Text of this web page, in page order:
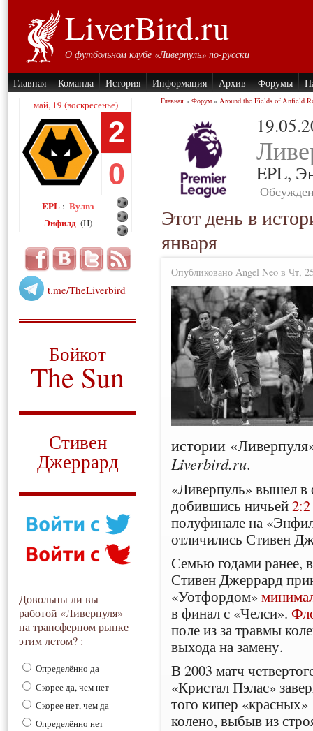
LiverBird.ru
О футбольном клубе «Ливерпуль» по-русски
Главная Команда История Информация Архив Форумы
май, 19 (воскресенье)
2
0
EPL : Вулвз
Энфилд (H)
t.me/TheLiverbird
Бойкот
The Sun
Стивен
Джеррард
Довольны ли вы
работой «Ливерпуля»
на трансферном рынке
этим летом? :
Определённо да
Скорее да, чем нет
Скорее нет, чем да
Определённо нет
Главная » Форум » Around the Fields of Anfield
EPL,
Этот день в
января
Опубликовано Angel Neo в Чт,
истории
Liverbird.ru.
«Ливерпуль» вышел в
добившись ничьей2:2
полуфинале на
отличились Стивен
Семью годами ранее,
Стивен Джеррард
«Уотфордом»
в финал с «Челси».
поле из за травмы
выхода на замену.
В 2003 матч
«Кристал Пэлас»
того кипер «красных»
колено, выбыв из